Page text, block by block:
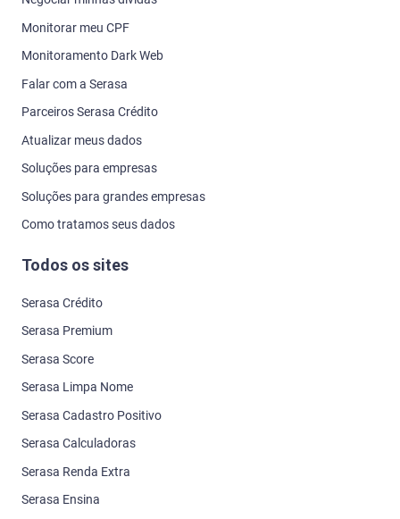
Monitorar meu CPF
Monitoramento Dark Web
Falar com a Serasa
Parceiros Serasa Crédito
Atualizar meus dados
Soluções para empresas
Soluções para grandes empresas
Como tratamos seus dados
Todos os sites
Serasa Crédito
Serasa Premium
Serasa Score
Serasa Limpa Nome
Serasa Cadastro Positivo
Serasa Calculadoras
Serasa Renda Extra
Serasa Ensina